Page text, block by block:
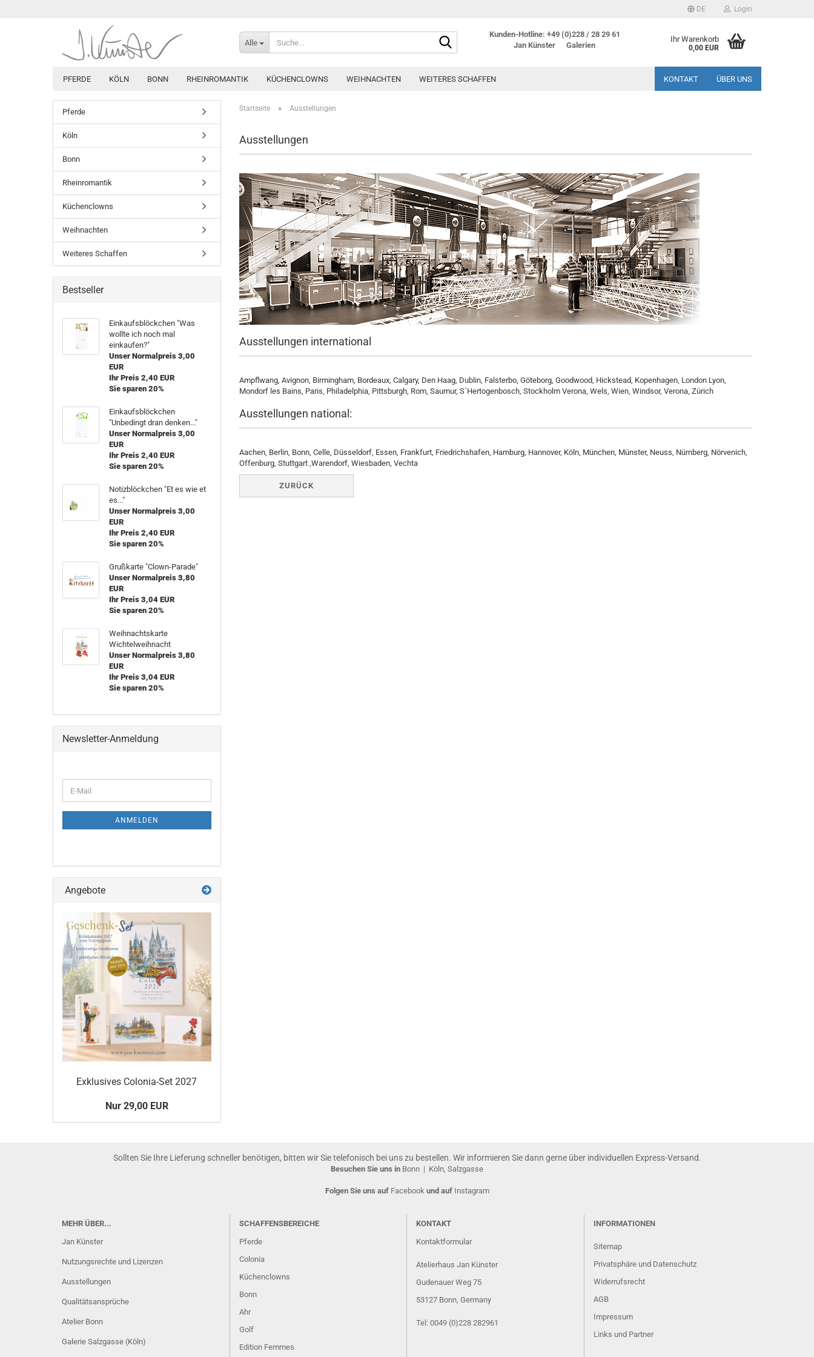
DE Login
Alle
Kunden-Hotline: +49 (0)228 / 28 29 61
Jan Künster
Galerien
Ihr Warenkorb
0,00 EUR
PFERDE KÖLN BONN RHEINROMANTIK KÜCHENCLOWNS WEIHNACHTEN WEITERES SCHAFFEN KONTAKT ÜBER UNS
Startseite » Ausstellungen
Ausstellungen
Ausstellungen international
Ampflwang, Avignon, Birmingham, Bordeaux, Calgary, Den Haag, Dublin, Falsterbo, Göteborg, Goodwood, Hickstead, Kopenhagen, London Lyon,
Mondorf les Bains, Paris, Philadelphia, Pittsburgh, Rom, Saumur, S´Hertogenbosch, Stockholm Verona, Wels, Wien, Windsor, Verona, Zürich
Ausstellungen national:
Aachen, Berlin, Bonn, Celle, Düsseldorf, Essen, Frankfurt, Friedrichshafen, Hamburg, Hannover, Köln, München, Münster, Neuss, Nürnberg, Nörvenich,
Offenburg, Stuttgart ,Warendorf, Wiesbaden, Vechta
ZURÜCK
Pferde
Köln
Bonn
Rheinromantik
Küchenclowns
Weihnachten
Weiteres Schaffen
Bestseller
Einkaufsblöckchen "Was
wollte ich noch mal
einkaufen?"
Unser Normalpreis 3,00
EUR
Ihr Preis 2,40 EUR
Sie sparen 20%
Einkaufsblöckchen
"Unbedingt dran denken..."
Unser Normalpreis 3,00
EUR
Ihr Preis 2,40 EUR
Sie sparen 20%
Notizblöckchen "Et es wie et
es..."
Unser Normalpreis 3,00
EUR
Ihr Preis 2,40 EUR
Sie sparen 20%
Grußkarte "Clown-Parade"
Unser Normalpreis 3,80
EUR
Ihr Preis 3,04 EUR
Sie sparen 20%
Weihnachtskarte
Wichtelweihnacht
Unser Normalpreis 3,80
EUR
Ihr Preis 3,04 EUR
Sie sparen 20%
Newsletter-Anmeldung
ZUR
E-
Mail
ANMELDEN
Angebote
Exklusives Colonia-Set 2027
Nur 29,00 EUR
Sollten Sie Ihre Lieferung schneller benötigen, bitten wir Sie telefonisch bei uns zu bestellen. Wir informieren Sie dann gerne über individuellen Express-Versand.
Besuchen Sie uns in Bonn | Köln, Salzgasse
Folgen Sie uns auf Facebook und auf Instagram
MEHR ÜBER...
Jan Künster
Nutzungsrechte und Lizenzen
Ausstellungen
Qualitätsansprüche
Atelier Bonn
Galerie Salzgasse (Köln)
SCHAFFENSBEREICHE
Pferde
Colonia
Küchenclowns
Bonn
Ahr
Golf
Edition Femmes
KONTAKT
Kontaktformular
Atelierhaus Jan Künster
Gudenauer Weg 75
53127 Bonn , Germany
Tel: 0049 (0)228 282961
INFORMATIONEN
Sitemap
Privatsphäre und Datenschutz
Widerrufsrecht
AGB
Impressum
Links und Partner